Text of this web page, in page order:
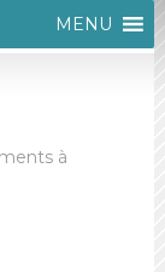
MENU
à